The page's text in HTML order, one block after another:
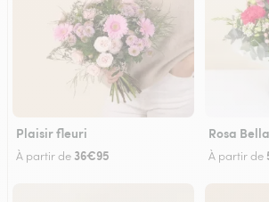
Plaisir fleuri
À partir de 36€95
Rosa
À partir de